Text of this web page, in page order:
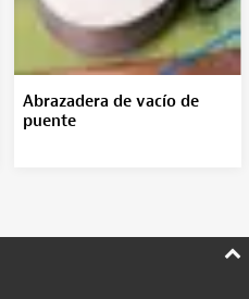
Abrazadera de vacío de
puente